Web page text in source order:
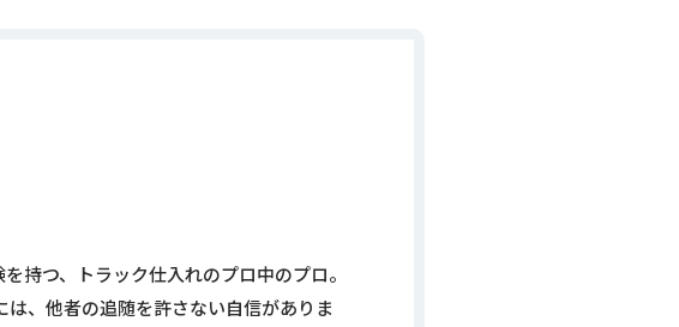
持つ、トラック仕入れのプロ中のプロ。
、他者の追随を許さない自信がありま